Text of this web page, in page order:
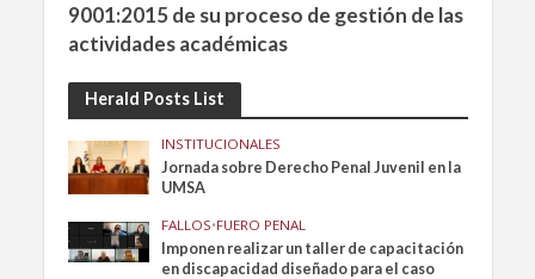
9001:2015 de su proceso de gestión de las
actividades académicas
Herald Posts List
INSTITUCIONALES
Jornada sobre Derecho Penal Juvenil en la
UMSA
FALLOS•FUERO PENAL
Imponen realizar un taller de capacitación
en discapacidad diseñado para el caso